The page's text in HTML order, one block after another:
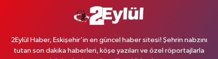
2Eylül Haber, Eskişehir’in en güncel haber sitesi! Şehrin nabzını
tutan son dakika haberleri, köşe yazıları ve özel röportajlarla